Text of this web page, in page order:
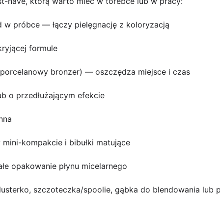
w próbce — łączy pielęgnację z koloryzacją
formule
bronzer) — oszczędza miejsce i czas
o przedłużającym efekcie
kompakcie i bibułki matujące
opakowanie płynu micelarnego
szczoteczka/spoolie, gąbka do blendowania lub